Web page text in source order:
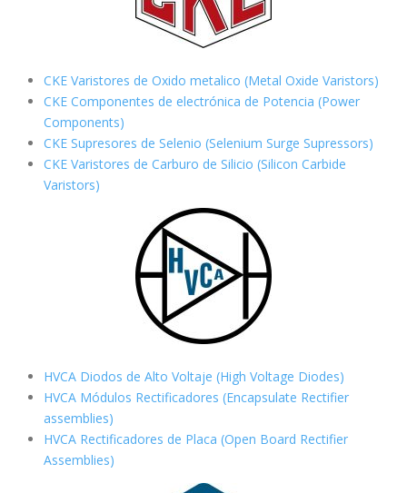
CKE Varistores de Oxido metalico (Metal Oxide Varistors)
CKE Componentes de electrónica de Potencia (Power
Components)
CKE Supresores de Selenio (Selenium Surge Supressors)
CKE Varistores de Carburo de Silicio (Silicon Carbide
Varistors)
HVCA Diodos de Alto Voltaje (High Voltage Diodes)
HVCA Módulos Rectificadores (Encapsulate Rectifier
assemblies)
HVCA Rectificadores de Placa (Open Board Rectifier
Assemblies)